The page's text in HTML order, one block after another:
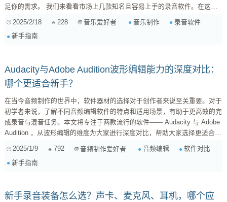
足你的需求。 我们来看看市场上几款知名且容易上手的录音软件。在这些
开源免费软件，界面简洁直观，非常适合初学者。它支持多轨道录制，并提
供基础的编辑功能，如剪切、复制和粘贴。此外，它还可以通过插件扩展功
2025/2/18 228 音乐爱好者 音乐制作
录音软件
新手指南
Audacity与Adobe Audition波形编辑能力的深度对比：
哪个更适合新手？
在当今音频制作的世界中，软件器材的选择对于创作者来说至关重要。对于
初学者来说，了解不同音频编辑软件的特点和适用场景，有助于更高效的完
成录音与混音任务。本文将专注于两款流行的软件—— Audacity 与 Adobe
Audition ，从波形编辑的维度为大家进行深度对比，帮助大家选择更适合自
Audacity因为其简单易用及免费的特性而受到许多新手用户的青睐。它支持
多种操作系统，功...
2025/1/9 792 音频制作爱好者 音频编辑
软件对比
新手指南
新手录音装备怎么选？声卡、麦克风、耳机，哪个应